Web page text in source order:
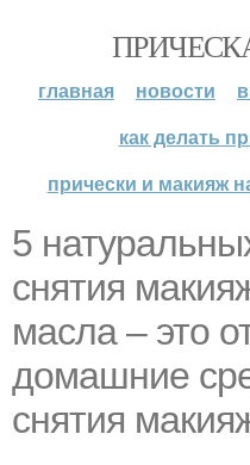
главная новости
как делать
прически и макияж
5
снятия
масла – это
домашние
снятия